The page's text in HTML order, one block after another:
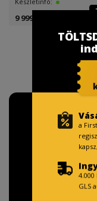
9 999 Ft
a
GLS